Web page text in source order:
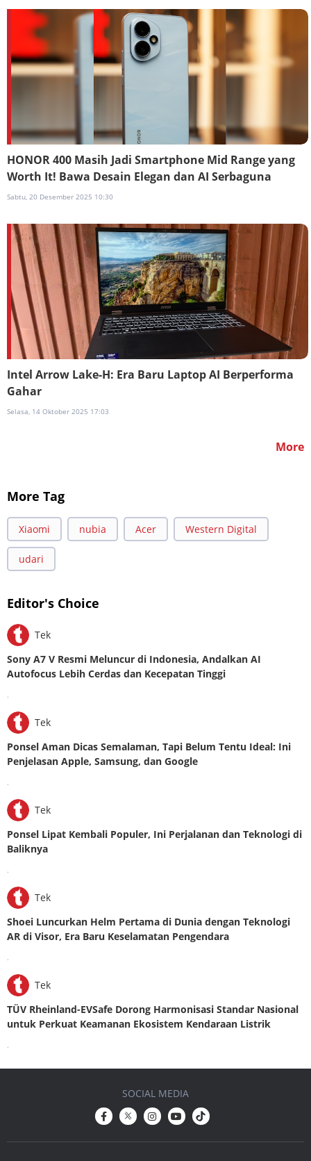
HONOR 400 Masih Jadi Smartphone Mid Range yang
Worth It! Bawa Desain Elegan dan AI Serbaguna
Sabtu, 20 Desember 2025 10:30
Intel Arrow Lake-H: Era Baru Laptop AI Berperforma
Gahar
Selasa, 14 Oktober 2025 17:03
More
More Tag
Xiaomi nubia Acer Western Digital
udari
Editor's Choice
Tek
Sony A7 V Resmi Meluncur di Indonesia, Andalkan AI
Autofocus Lebih Cerdas dan Kecepatan Tinggi
.
Tek
Ponsel Aman Dicas Semalaman, Tapi Belum Tentu Ideal: Ini
Penjelasan Apple, Samsung, dan Google
.
Tek
Ponsel Lipat Kembali Populer, Ini Perjalanan dan Teknologi di
Baliknya
.
Tek
Shoei Luncurkan Helm Pertama di Dunia dengan Teknologi
AR di Visor, Era Baru Keselamatan Pengendara
.
Tek
TÜV Rheinland-EVSafe Dorong Harmonisasi Standar Nasional
untuk Perkuat Keamanan Ekosistem Kendaraan Listrik
.
SOCIAL MEDIA